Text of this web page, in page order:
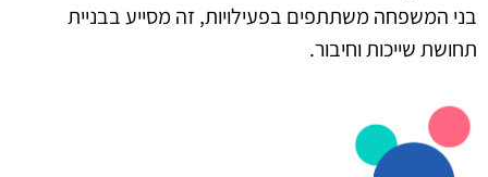
בני המשפחה משתתפים בפעילויות, זה מסייע בבניית
תחושת שייכות וחיבור.